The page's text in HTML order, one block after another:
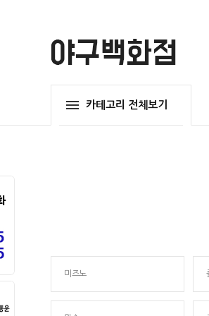
카테고리 전체보기
미즈노